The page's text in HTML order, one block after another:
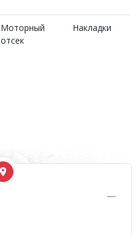
Моторный
отсек
Накладки